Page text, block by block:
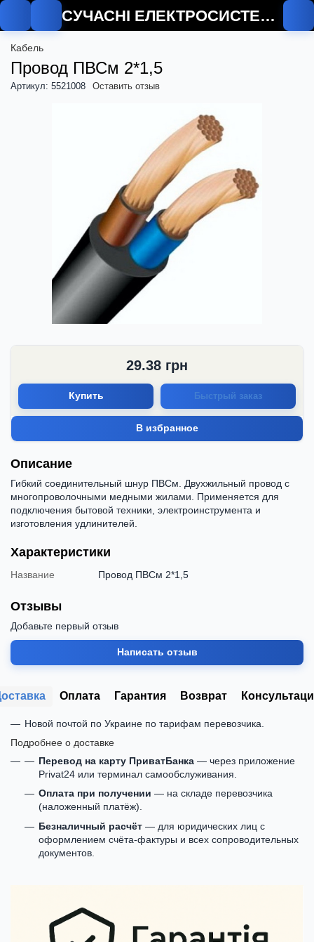
СУЧАСНІ ЕЛЕКТРОСИСТЕМИ
Кабель
Провод ПВСм 2*1,5
Артикул: 5521008 Оставить отзыв
29.38 грн
Купить Быстрый заказ
В избранное
Описание
Гибкий соединительный шнур ПВСм. Двухжильный провод с
многопроволочными медными жилами. Применяется для
подключения бытовой техники, электроинструмента и
изготовления удлинителей.
Характеристики
Название Провод ПВСм 2*1,5
Отзывы
Добавьте первый отзыв
Написать отзыв
Оплата Гарантия Возврат
Новой почтой по Украине по тарифам перевозчика.
Подробнее о доставке
Перевод на карту ПриватБанка — через приложение
Privat24 или терминал самообслуживания.
Оплата при получении — на складе перевозчика
(наложенный платёж).
Безналичный расчёт — для юридических лиц с
оформлением счёта-фактуры и всех сопроводительных
документов.